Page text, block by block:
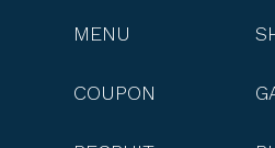
MENU
COUPON